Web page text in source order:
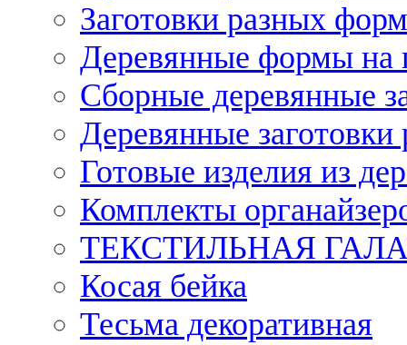
Заготовки разных
Деревянные формы на
Сборные деревянные
Деревянные заготовки
Готовые изделия из
Комплекты
ТЕКСТИЛЬНАЯ
Косая бейка
Тесьма декоративная